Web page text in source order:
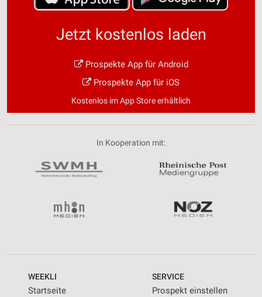
Jetzt kostenlos laden
Prospekte App für Android
Prospekte App für iOS
Kostenlos im App Store erhältlich
In Kooperation mit:
WEEKLI
Startseite
SERVICE
Prospekt einstellen